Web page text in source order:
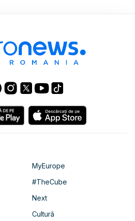
MyEurope
#TheCube
Next
Cultură